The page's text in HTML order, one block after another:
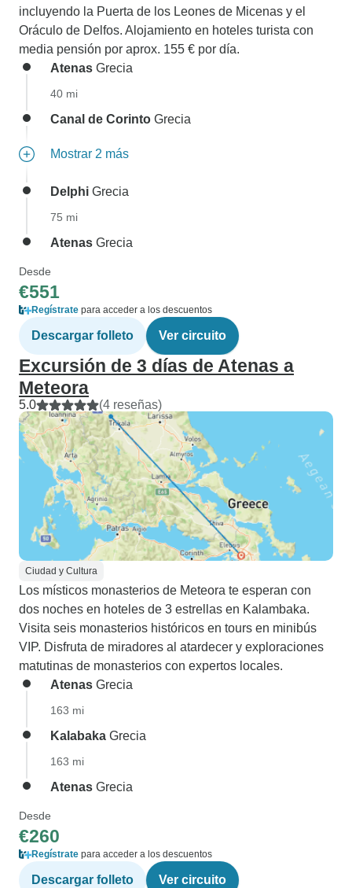
incluyendo la Puerta de los Leones de Micenas y el
Oráculo de Delfos. Alojamiento en hoteles turista con
media pensión por aprox. 155 € por día.
Atenas Grecia
40 mi
Canal de Corinto Grecia
Mostrar 2 más
Delphi Grecia
75 mi
Atenas Grecia
Desde
€551
Regístrate para acceder a los descuentos
Descargar folleto Ver circuito
Excursión de 3 días de Atenas a
Meteora
5.0 (4 reseñas)
Ciudad y Cultura
Los místicos monasterios de Meteora te esperan con
dos noches en hoteles de 3 estrellas en Kalambaka.
Visita seis monasterios históricos en tours en minibús
VIP. Disfruta de miradores al atardecer y exploraciones
matutinas de monasterios con expertos locales.
Atenas Grecia
163 mi
Kalabaka Grecia
163 mi
Atenas Grecia
Desde
€260
Regístrate para acceder a los descuentos
Descargar folleto Ver circuito